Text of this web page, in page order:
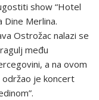
show “Hotel
Dine Merlina.
Ostrožac nalazi se
među
a na ovom
je koncert